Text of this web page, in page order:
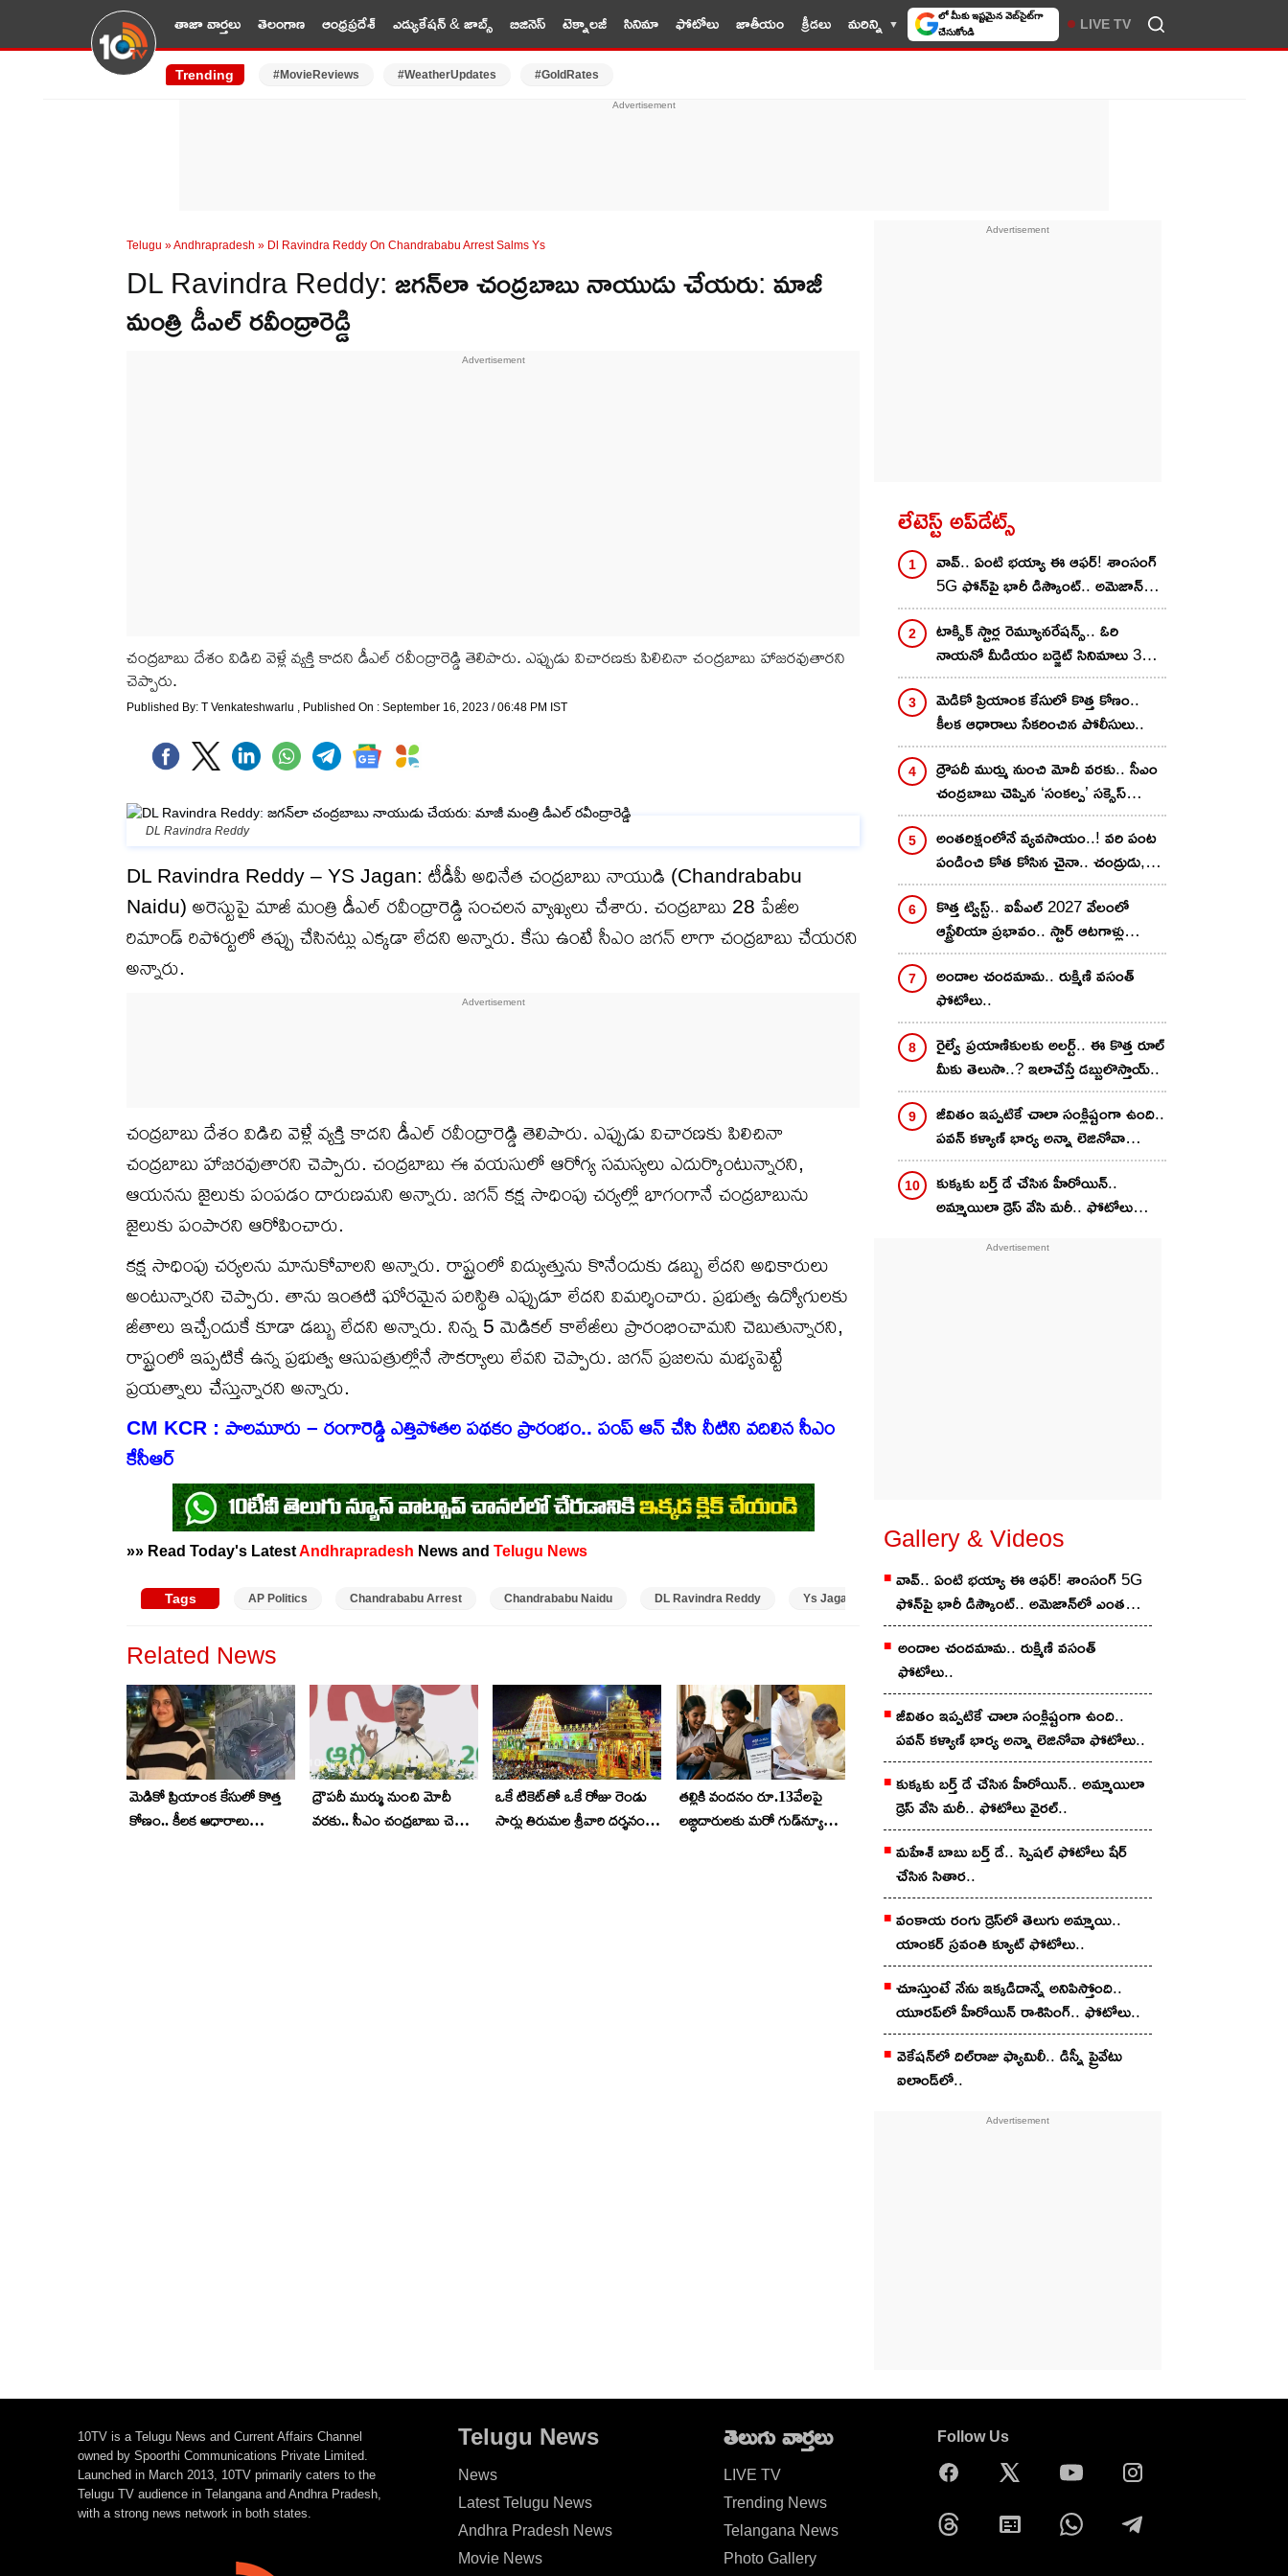
తాజా వార్తలు తెలంగాణ ఆంధ్రప్రదేశ్ ఎడ్యుకేషన్ & జాబ్స్ బిజినెస్ టెక్నాలజీ సినిమా ఫోటోలు జాతీయం క్రీడలు మరిన్ని 10TV సెలెక్ట్ చేసుకోండి LIVE TV
Trending #MovieReviews #WeatherUpdates #GoldRates
Telugu »Andhrapradesh » Dl Ravindra Reddy On Chandrababu Arrest Salms Ys
DL Ravindra Reddy: జగన్‌లా చంద్రబాబు నాయుడు చేయరు: మాజీ
మంత్రి డీఎల్ రవీంద్రారెడ్డి
చంద్రబాబు దేశం విడిచి వెళ్లే వ్యక్తి కాదని డీఎల్ రవీంద్రారెడ్డి తెలిపారు. ఎప్పుడు విచారణకు పిలిచినా చంద్రబాబు హాజరవుతారని
చెప్పారు.
Published By: T Venkateshwarlu , Published On : September 16, 2023 / 06:48 PM IST
DL Ravindra Reddy
DL Ravindra Reddy – YS Jagan: టీడీపీ అధినేత చంద్రబాబు నాయుడి (Chandrababu
Naidu) అరెస్టుపై మాజీ మంత్రి డీఎల్ రవీంద్రారెడ్డి సంచలన వ్యాఖ్యలు చేశారు. చంద్రబాబు 28 పేజీల
రిమాండ్ రిపోర్టులో తప్పు చేసినట్లు ఎక్కడా లేదని అన్నారు. కేసు ఉంటే సీఎం జగన్ లాగా చంద్రబాబు చేయరని
అన్నారు.
చంద్రబాబు దేశం విడిచి వెళ్లే వ్యక్తి కాదని డీఎల్ రవీంద్రారెడ్డి తెలిపారు. ఎప్పుడు విచారణకు పిలిచినా
చంద్రబాబు హాజరవుతారని చెప్పారు. చంద్రబాబు ఈ వయసులో ఆరోగ్య సమస్యలు ఎదుర్కొంటున్నారని,
ఆయనను జైలుకు పంపడం దారుణమని అన్నారు. జగన్ కక్ష సాధింపు చర్యల్లో భాగంగానే చంద్రబాబును
జైలుకు పంపారని ఆరోపించారు.
కక్ష సాధింపు చర్యలను మానుకోవాలని అన్నారు. రాష్ట్రంలో విద్యుత్తును కొనేందుకు డబ్బు లేదని అధికారులు
అంటున్నారని చెప్పారు. తాను ఇంతటి ఘోరమైన పరిస్థితి ఎప్పుడూ లేదని విమర్శించారు. ప్రభుత్వ ఉద్యోగులకు
జీతాలు ఇచ్చేందుకే కూడా డబ్బు లేదని అన్నారు. నిన్న 5 మెడికల్ కాలేజీలు ప్రారంభించామని చెబుతున్నారని,
రాష్ట్రంలో ఇప్పటికే ఉన్న ప్రభుత్వ ఆసుపత్రుల్లోనే సౌకర్యాలు లేవని చెప్పారు. జగన్ ప్రజలను మభ్యపెట్టే
ప్రయత్నాలు చేస్తున్నారని అన్నారు.
CM KCR : పాలమూరు – రంగారెడ్డి ఎత్తిపోతల పథకం ప్రారంభం.. పంప్ ఆన్ చేసి నీటిని వదిలిన సీఎం
కేసీఆర్
»» Read Today's LatestAndhrapradesh News and Telugu News
Tags AP Politics Chandrababu Arrest Chandrababu Naidu DL Ravindra Reddy Ys Jagan
Related News
మెడికో ప్రియాంక కేసులో కొత్త
కోణం.. కీలక ఆధారాలు
ద్రౌపదీ ముర్ము నుంచి మోదీ
వరకు.. సీఎం చంద్రబాబు చెప్పిన
ఒకే టికెట్‌తో ఒకే రోజు రెండు
సార్లు తిరుమల శ్రీవారి దర్శనం..
తల్లికి వందనం రూ.13వేలపై
లబ్ధిదారులకు మరో గుడ్‌న్యూస్..
లేటెస్ట్ అప్‌డేట్స్
వావ్.. ఏంటి భయ్యా ఈ ఆఫర్! శాంసంగ్
5G ఫోన్‌పై భారీ డిస్కౌంట్.. అమెజాన్‌లో
ఎంత తగ్గిందంటే?
టాక్సిక్ స్టార్ల రెమ్యూనరేషన్స్.. ఓరి
నాయ‌నో మీడియం బ‌డ్జెట్ సినిమాలు 3
లేదా 4 తీయొచ్చు?
మెడికో ప్రియాంక కేసులో కొత్త కోణం..
కీలక ఆధారాలు సేకరించిన పోలీసులు..
ద్రౌపదీ ముర్ము నుంచి మోదీ వరకు.. సీఎం
చంద్రబాబు చెప్పిన ‘సంకల్ప’ సక్సెస్
మంత్ర..
అంతరిక్షంలోనే వ్యవసాయం..! వరి పంట
పండించి కోత కోసిన చైనా.. చంద్రుడు,
అంగారకుడిపై వ్యవసాయానికి తొలి
అడుగు..
కొత్త ట్విస్ట్.. ఐపీఎల్‌ 2027 వేలంలో
ఆస్ట్రేలియా ప్రభావం.. స్టార్ ఆటగాళ్లు
దూరమైతే ధరలు పెరిగేది వీళ్లకే!
అందాల చంద‌మామ‌.. రుక్మిణి వసంత్
ఫోటోలు..
రైల్వే ప్రయాణికులకు అలర్ట్.. ఈ కొత్త రూల్
మీకు తెలుసా..? ఇలాచేస్తే డబ్బులొస్తాయ్..
జీవితం ఇప్పటికే చాలా సంక్లిష్టంగా ఉంది..
ప‌వ‌న్ కళ్యాణ్ భార్య అన్నా లెజినోవా
ఫోటోలు..
కుక్క‌కు బ‌ర్త్ డే చేసిన హీరోయిన్‌..
అమ్మాయిలా డ్రెస్ వేసి మ‌రీ.. ఫోటోలు
Gallery & Videos
వావ్.. ఏంటి భయ్యా ఈ ఆఫర్! శాంసంగ్ 5G
ఫోన్‌పై భారీ డిస్కౌంట్.. అమెజాన్‌లో ఎంత
తగ్గిందంటే?
అందాల చంద‌మామ‌.. రుక్మిణి వసంత్
ఫోటోలు..
జీవితం ఇప్పటికే చాలా సంక్లిష్టంగా ఉంది..
ప‌వ‌న్ కళ్యాణ్ భార్య అన్నా లెజినోవా ఫోటోలు..
కుక్క‌కు బ‌ర్త్ డే చేసిన హీరోయిన్‌.. అమ్మాయిలా
డ్రెస్ వేసి మ‌రీ.. ఫోటోలు వైర‌ల్‌..
మ‌హేశ్ బాబు బ‌ర్త్ డే.. స్పెష‌ల్ ఫోటోలు షేర్
చేసిన సితార‌..
వంకాయ రంగు డ్రెస్‌లో తెలుగు అమ్మాయి..
యాంక‌ర్ స్ర‌వంతి క్యూట్ ఫోటోలు..
చూస్తుంటే నేను ఇక్కడిదాన్నే అనిపిస్తోంది..
యూర‌ప్‌లో హీరోయిన్ రాశిసింగ్.. ఫోటోలు..
వెకేష‌న్‌లో దిల్‌రాజు ఫ్యామిలీ.. డిస్నీ ప్రైవేటు
ఐలాండ్‌లో..
10TV is a Telugu News and Current Affairs Channel
owned by Spoorthi Communications Private Limited.
Launched in March 2013, 10TV primarily caters to the
Telugu TV audience in Telangana and Andhra Pradesh,
with a strong news network in both states.
Telugu News
News
Latest Telugu News
Andhra Pradesh News
Movie News
తెలుగు వార్తలు
LIVE TV
Trending News
Telangana News
Photo Gallery
Follow Us